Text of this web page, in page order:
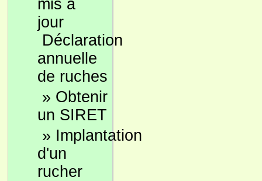
Déclaration
annuelle
de ruches
» Obtenir
un SIRET
» Implantation
d'un
rucher